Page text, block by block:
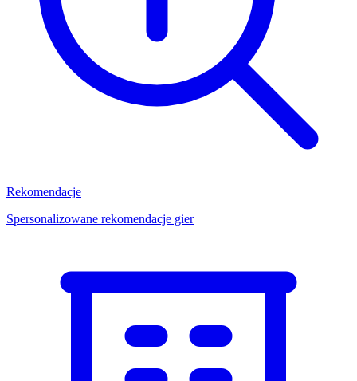
Rekomendacje
Spersonalizowane rekomendacje gier